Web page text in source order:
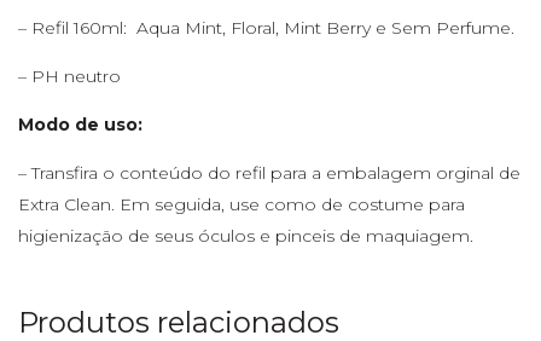
– Refil 160ml: Aqua Mint, Floral, Mint Berry e Sem Perfume.
– PH neutro
Modo de uso:
– Transfira o conteúdo do refil para a embalagem orginal de
Extra Clean. Em seguida, use como de costume para
higienização de seus óculos e pinceis de maquiagem.
Produtos relacionados